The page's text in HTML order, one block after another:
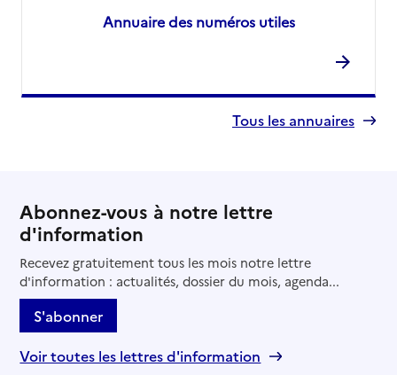
Annuaire des numéros utiles
Tous les annuaires
Abonnez-vous à notre lettre
d'information
Recevez gratuitement tous les mois notre lettre
d'information : actualités, dossier du mois, agenda...
S'abonner
Voir toutes les lettres d'information